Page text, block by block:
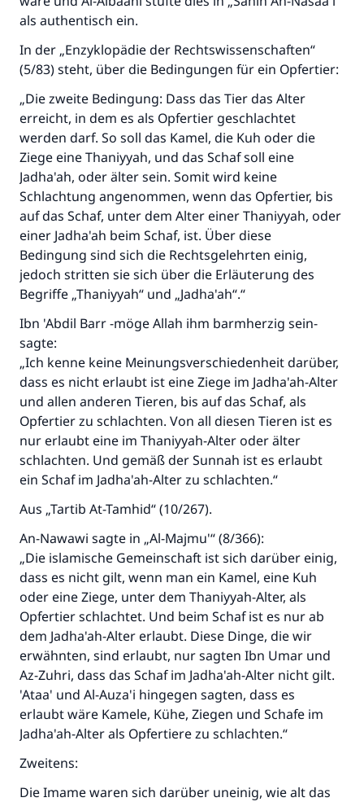
als authentisch ein.
In der „Enzyklopädie der Rechtswissenschaften“
(5/83) steht, über die Bedingungen für ein Opfertier:
„Die zweite Bedingung: Dass das Tier das Alter
erreicht, in dem es als Opfertier geschlachtet
werden darf. So soll das Kamel, die Kuh oder die
Ziege eine Thaniyyah, und das Schaf soll eine
Jadha'ah, oder älter sein. Somit wird keine
Schlachtung angenommen, wenn das Opfertier, bis
auf das Schaf, unter dem Alter einer Thaniyyah, oder
einer Jadha'ah beim Schaf, ist. Über diese
Bedingung sind sich die Rechtsgelehrten einig,
jedoch stritten sie sich über die Erläuterung des
Begriffe „Thaniyyah“ und „Jadha'ah“.“
Ibn 'Abdil Barr -möge Allah ihm barmherzig sein-
sagte:
„Ich kenne keine Meinungsverschiedenheit darüber,
dass es nicht erlaubt ist eine Ziege im Jadha'ah-Alter
und allen anderen Tieren, bis auf das Schaf, als
Opfertier zu schlachten. Von all diesen Tieren ist es
nur erlaubt eine im Thaniyyah-Alter oder älter
schlachten. Und gemäß der Sunnah ist es erlaubt
ein Schaf im Jadha'ah-Alter zu schlachten.“
Aus „Tartib At-Tamhid“ (10/267).
An-Nawawi sagte in „Al-Majmu'“ (8/366):
„Die islamische Gemeinschaft ist sich darüber einig,
dass es nicht gilt, wenn man ein Kamel, eine Kuh
oder eine Ziege, unter dem Thaniyyah-Alter, als
Opfertier schlachtet. Und beim Schaf ist es nur ab
dem Jadha'ah-Alter erlaubt. Diese Dinge, die wir
erwähnten, sind erlaubt, nur sagten Ibn Umar und
Az-Zuhri, dass das Schaf im Jadha'ah-Alter nicht gilt.
'Ataa' und Al-Auza'i hingegen sagten, dass es
erlaubt wäre Kamele, Kühe, Ziegen und Schafe im
Jadha'ah-Alter als Opfertiere zu schlachten.“
Zweitens:
Die Imame waren sich darüber uneinig, wie alt das
Ehe.
Der Prophet -Allahs Segen und Frieden auf
"Wer zum Guten aufruft, hat den Lohn
desjenigen, der sie durchführt."
(MUSLIM 1893)
Beitrag dazu